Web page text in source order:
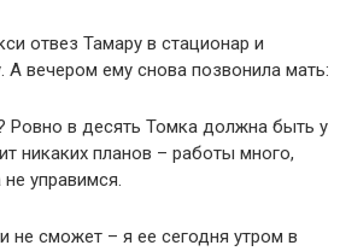
отвез Тамару в стационар и
А вечером ему снова позвонила мать:
Ровно в десять Томка должна быть у
никаких планов – работы много,
управимся.
не сможет – я ее сегодня утром в